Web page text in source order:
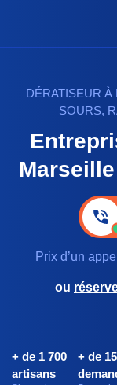
DÉRATISEUR À
SOURS,
Prix d’un
ou
+ de 1 700
artisans
+ de